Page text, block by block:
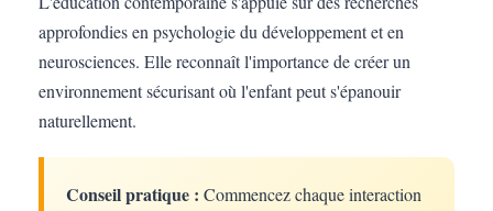
approfondies en psychologie du développement et en
neurosciences. Elle reconnaît l'importance de créer un
environnement sécurisant où l'enfant peut s'épanouir
naturellement.
Conseil pratique : Commencez chaque interaction